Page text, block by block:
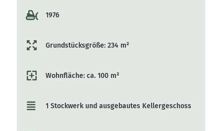
1976
Grundstücksgröße: 234 m²
Wohnfläche: ca. 100 m²
1 Stockwerk und ausgebautes Kellergeschoss